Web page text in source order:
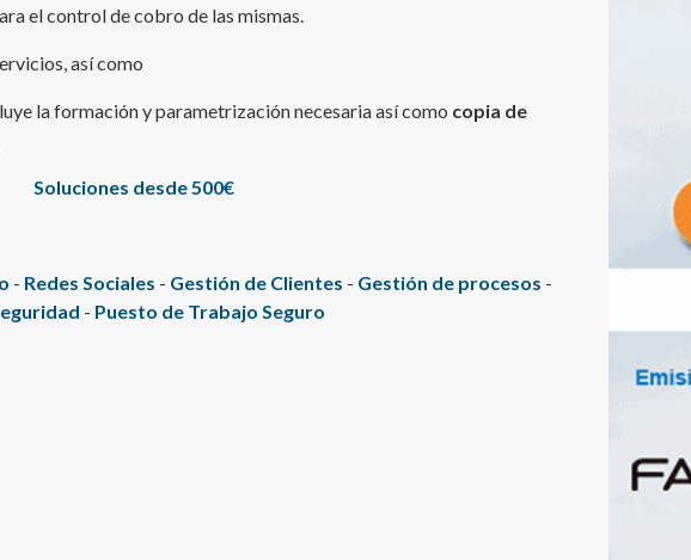
el control de cobro de las mismas.
así como
la formación y parametrización necesaria así como copia de
Soluciones desde 500€
- Redes Sociales - Gestión de Clientes - Gestión de procesos -
- Puesto de Trabajo Seguro